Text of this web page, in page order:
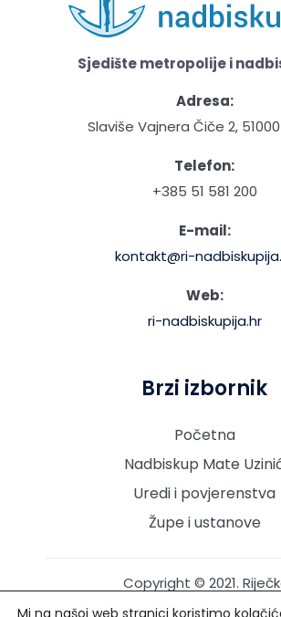
Sjedište metropolije i
Adresa:
Slaviše Vajnera Čiče 2,
Telefon:
+385 51 581 200
E-mail:
kontakt@ri-
Web:
ri-nadbiskupija.hr
Brzi izbornik
Početna
Nadbiskup Mate
Uredi i povjerenstva
Župe i ustanove
Copyright © 2021.
nadbiskupija. Sva prava
Mi na našoj web stranici koristimo